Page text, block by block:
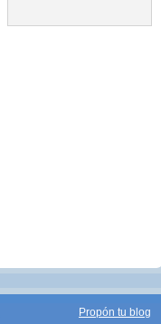
Propón tu blog